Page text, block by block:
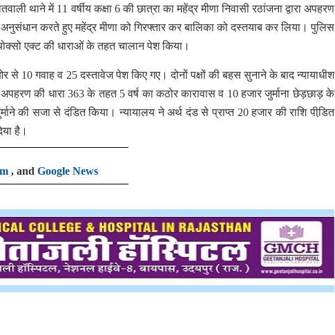
थाने में 11 वर्षीय कक्षा 6 की छात्रा का महेंद्र मीणा निवासी रठांजना द्वारा अपहरण
करते हुए महेंद्र मीणा को गिरफ्तार कर बालिका को दस्तयाब कर लिया। पुलिस
एक्ट की धाराओं के तहत चालान पेश किया।
10 गवाह व 25 दस्तावेज पेश किए गए। दोनों पक्षों की बहस सुनाने के बाद न्यायाधीश
की धारा 363 के तहत 5 वर्ष का कठोर कारावास व 10 हजार जुर्माना छेड़छाड़ के
की सजा से दंडित किया। न्यायालय ने अर्थ दंड से प्राप्त 20 हजार की राशि पीडि़त
है।
, and Google News